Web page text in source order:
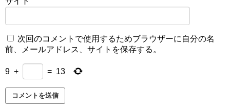
次回のコメントで使用するためブラウザーに自分の名
前、メールアドレス、サイトを保存する。
9 + = 13